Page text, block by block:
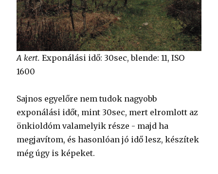
A kert. Exponálási idő: 30sec, blende: 11, ISO
1600
Sajnos egyelőre nem tudok nagyobb
exponálási időt, mint 30sec, mert elromlott az
önkioldóm valamelyik része - majd ha
megjavítom, és hasonlóan jó idő lesz, készítek
még úgy is képeket.